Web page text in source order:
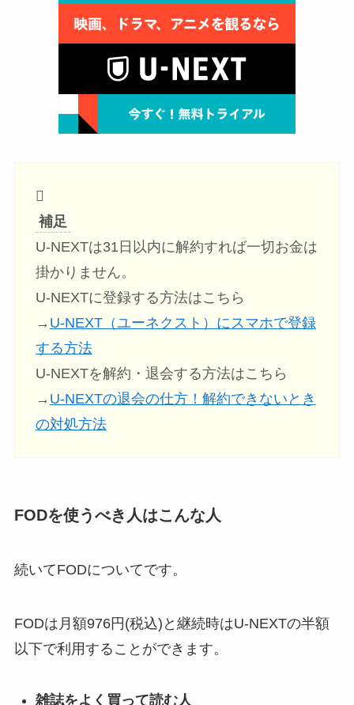
補足
U-NEXTは31日以内に解約すれば一切お金は
掛かりません。
U-NEXTに登録する方法はこちら
→ U-NEXT（ユーネクスト）にスマホで登録
する方法
U-NEXTを解約・退会する方法はこちら
→ U-NEXTの退会の仕方！解約できないとき
の対処方法
FODを使うべき人はこんな人
続いてFODについてです。
FODは月額976円(税込)と継続時はU-NEXTの半額
以下で利用することができます。
雑誌をよく買って読む人